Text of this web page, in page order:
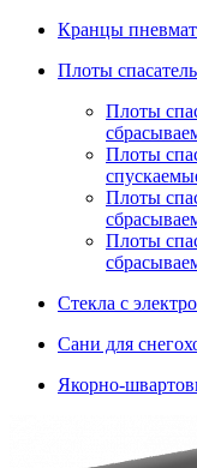
Кранцы
Плоты
Плoты
Плоты
Плоты
Плоты
Стекла с
Сани для
Якорно-